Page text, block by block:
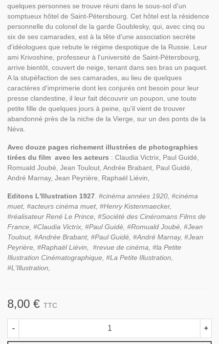
quelques personnes se trouve réuni dans le sous-sol d'un
somptueux hôtel de Saint-Pétersbourg. Cet hôtel est la résidence
personnelle du colonel de la garde Goublesky, qui, avec cinq ou
six de ses camarades, est à la tête d'une association secrète
d'idéologues que rebute le régime despotique de la Russie. Leur
ami Krivoshine, professeur à l'université de Saint-Pétersbourg,
arrive bientôt, couvert de neige, tenant dans ses bras un paquet.
A la stupéfaction de ses camarades, au lieu de quelques
caractères d'imprimerie dont les conjurés ont besoin pour leur
presse clandestine, il leur fait découvrir un poupon, une toute
petite fille de quelques jours à peine, qu'il vient de trouver
abandonné près de la niche de la Vierge, sur un des ponts de la
Néva.
Avec douze pages richement illustrées de photographies
tirées du film avec les acteurs : Claudia Victrix, Paul Guidé,
Romuald Joubé, Jean Toulout, Andrée Brabant, Paul Guidé,
André Marnay, Jean Peyrière, Raphaël Liévin,
Editons L'Illustration 1927 #cinéma années 1920, #cinéma
muet, #acteurs cinéma muet, #Henry Kistenmaecker,
#réalisateur René Le Prince, #Société des Cinéromans Films de
France, #Claudia Victrix, #Paul Guidé, #Romuald Joubé, #Jean
Toulout, #Andrée Brabant, #Paul Guidé, #André Marnay, #Jean
Peyrière, #Raphaël Liévin, #revue de cinéma, #la Petite
Illustration Cinématographique, #La Petite Illustration,
#L'Illustration,
8,00 € TTC
- +